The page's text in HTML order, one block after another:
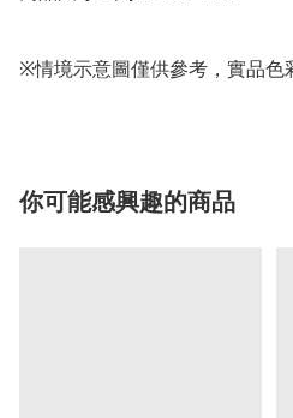
※情境示意圖僅供參考，實品色
你可能感興趣的商品